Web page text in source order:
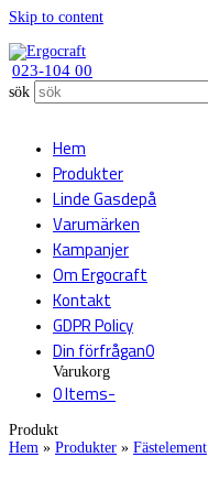
Skip to content
023-104 00
sök
Hem
Produkter
Linde Gasdepå
Varumärken
Kampanjer
Om Ergocraft
Kontakt
GDPR Policy
Din förfrågan0
Varukorg
0 Items-
Produkt
Hem » Produkter » Fästelement